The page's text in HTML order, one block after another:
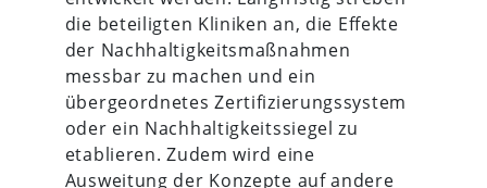
die beteiligten Kliniken an, die Effekte
der Nachhaltigkeitsmaßnahmen
messbar zu machen und ein
übergeordnetes Zertifizierungssystem
oder ein Nachhaltigkeitssiegel zu
etablieren. Zudem wird eine
Ausweitung der Konzepte auf andere